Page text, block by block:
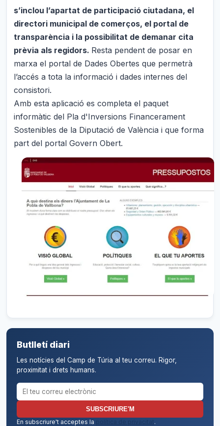
s’inclou l’apartat de participació ciutadana, el
directori municipal de comerços, el portal de
transparència i la possibilitat de demanar cita
prèvia als regidors. Resta pendent de posar en
marxa el portal de Dades Obertes que permetrà
l’accés a tota la informació i dades internes del
consistori.
Amb esta aplicació es completa el paquet
informàtic del Pla d'Inversions Financerament
Sostenibles de la Diputació de València i que forma
part del portal Govern Obert.
Butlletí diari
Les notícies del Camp de Túria al teu correu. Rigor,
proximitat i drets humans.
Correu electrònic per al butlletí
SUBSCRIURE'M
En subscriure't acceptes la
política de privacitat.